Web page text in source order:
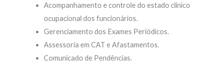
Acompanhamento e controle do estado clínico
ocupacional dos funcionários.
Gerenciamento dos Exames Periódicos.
Assessoria em CAT e Afastamentos.
Comunicado de Pendências.